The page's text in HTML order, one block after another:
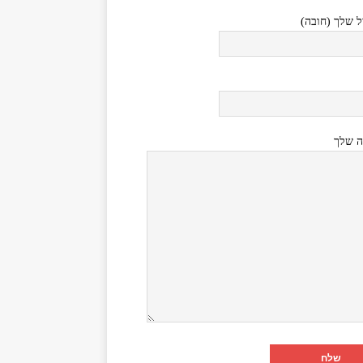
שלך (חובה)
שלך